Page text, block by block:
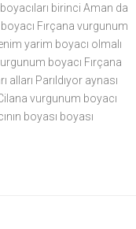
birinci Aman da
Fırçana vurgunum
yarim boyacı olmalı
boyacı Fırçana
alları Parıldıyor aynası
vurgunum boyacı
boyası boyası